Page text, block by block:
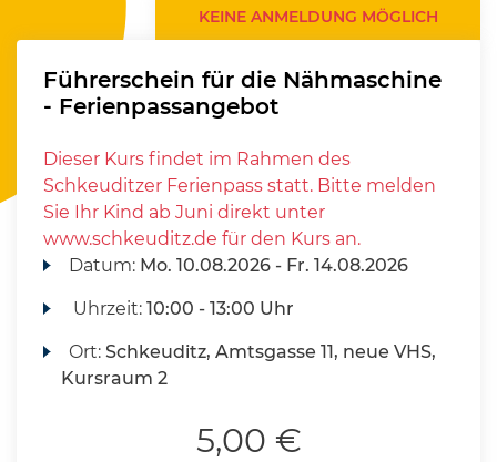
KEINE ANMELDUNG MÖGLICH
Führerschein für die Nähmaschine
- Ferienpassangebot
Dieser Kurs findet im Rahmen des
Schkeuditzer Ferienpass statt. Bitte melden
Sie Ihr Kind ab Juni direkt unter
www.schkeuditz.de für den Kurs an.
Datum: Mo. 10.08.2026 - Fr. 14.08.2026
Uhrzeit:10:00 - 13:00 Uhr
Ort:Schkeuditz, Amtsgasse 11, neue VHS,
Kursraum 2
5,00 €